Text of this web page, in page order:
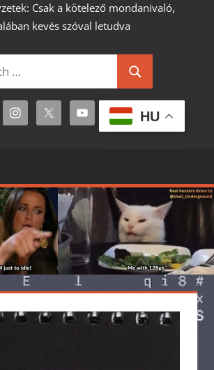
Csak a kötelező mondanivaló,
kevés szóval letudva
Search
HU